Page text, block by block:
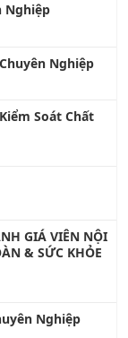
Nghiệp
Nghiệp
Soát Chất
GIÁ VIÊN NỘI
& SỨC KHỎE
Nghiệp